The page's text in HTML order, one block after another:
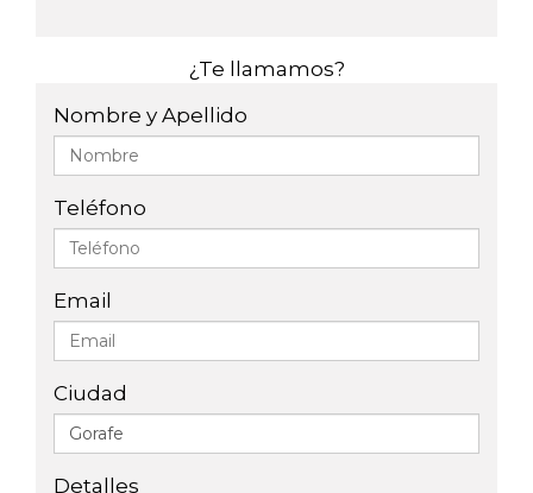
¿Te llamamos?
Nombre y Apellido
Teléfono
Email
Ciudad
Detalles